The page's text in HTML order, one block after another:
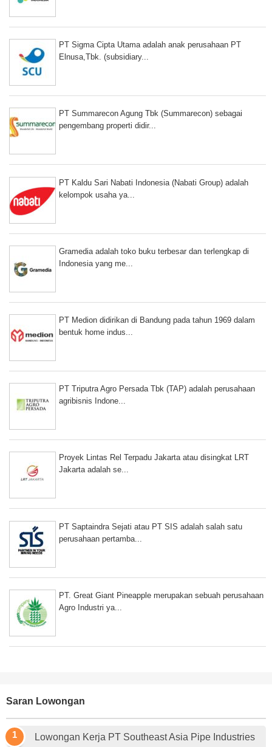
PT Sigma Cipta Utama adalah anak perusahaan PT
Elnusa,Tbk. (subsidiary...
PT Summarecon Agung Tbk (Summarecon) sebagai
pengembang properti didir...
PT Kaldu Sari Nabati Indonesia (Nabati Group) adalah
kelompok usaha ya...
Gramedia adalah toko buku terbesar dan terlengkap di
Indonesia yang me...
PT Medion didirikan di Bandung pada tahun 1969 dalam
bentuk home indus...
PT Triputra Agro Persada Tbk (TAP) adalah perusahaan
agribisnis Indone...
Proyek Lintas Rel Terpadu Jakarta atau disingkat LRT
Jakarta adalah se...
PT Saptaindra Sejati atau PT SIS adalah salah satu
perusahaan pertamba...
PT. Great Giant Pineapple merupakan sebuah perusahaan
Agro Industri ya...
Saran Lowongan
Lowongan Kerja PT Southeast Asia Pipe Industries